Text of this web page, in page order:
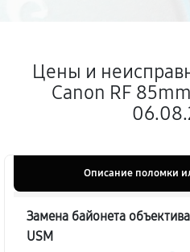
Цены и
Canon RF
Описание поломки
Замена байонета
USM